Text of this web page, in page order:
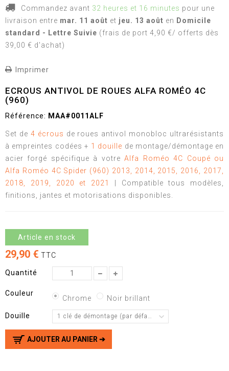
Commandez avant 32 heures et 16 minutes pour une
livraison entre mar. 11 août et jeu. 13 août en Domicile
standard - Lettre Suivie (frais de port 4,90 €/ offerts dès
39,00 € d'achat)
Imprimer
ECROUS ANTIVOL DE ROUES ALFA ROMÉO 4C
(960)
Référence: MAA#0011ALF
Set de 4 écrous de roues antivol monobloc ultrarésistants
à empreintes codées + 1 douille de montage/démontage en
acier forgé spécifique à votreAlfa Roméo 4C Coupé ou
Alfa Roméo 4C Spider (960) 2013, 2014, 2015, 2016, 2017,
2018, 2019, 2020 et 2021
| Compatible tous modèles,
finitions, jantes et motorisations disponibles.
Article en stock
29,90 € TTC
Quantité
Couleur
Chrome Noir brillant
Douille 1 clé de démontage (par défaut)
AJOUTER AU PANIER ➔